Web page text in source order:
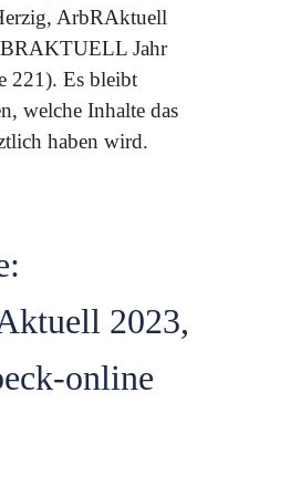
ArbRAktuell
Jahr
221). Es bleibt
welche Inhalte das
haben wird.
2023,
online